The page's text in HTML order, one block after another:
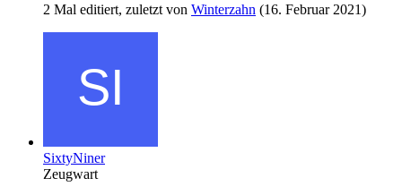
2 Mal editiert, zuletzt von Winterzahn (16. Februar 2021)
SixtyNiner
Zeugwart